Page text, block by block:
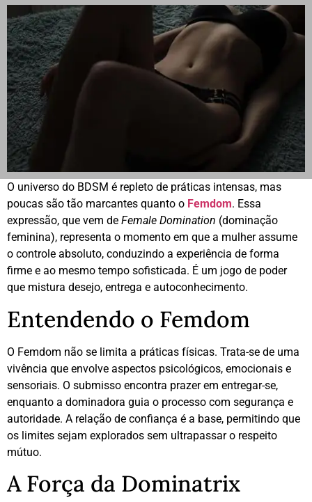
O universo do BDSM é repleto de práticas intensas, mas
poucas são tão marcantes quanto o Femdom. Essa
expressão, que vem de Female Domination (dominação
feminina), representa o momento em que a mulher assume
o controle absoluto, conduzindo a experiência de forma
firme e ao mesmo tempo sofisticada. É um jogo de poder
que mistura desejo, entrega e autoconhecimento.
Entendendo o Femdom
O Femdom não se limita a práticas físicas. Trata-se de uma
vivência que envolve aspectos psicológicos, emocionais e
sensoriais. O submisso encontra prazer em entregar-se,
enquanto a dominadora guia o processo com segurança e
autoridade. A relação de confiança é a base, permitindo que
os limites sejam explorados sem ultrapassar o respeito
mútuo.
A Força da Dominatrix